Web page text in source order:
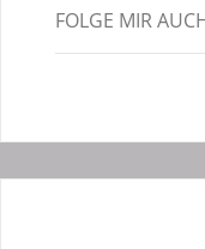
FOLGE MIR